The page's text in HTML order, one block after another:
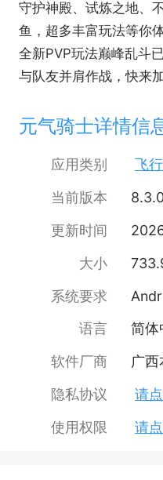
守护神殿、试炼之地、
鱼，超多丰富玩法等你
全新PVP玩法巅峰乱斗
与队友并肩作战，快来
元气骑士详情信
应用类别
飞
当前版本
8.3.0
更新时间
大小
系统要求
语言
简体
软件厂商
广
隐私协议
请
使用权限
请